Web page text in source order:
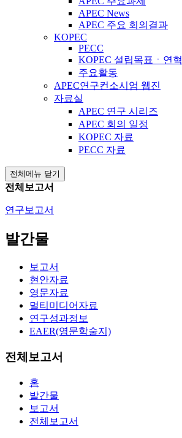
APEC News
APEC 주요 회의결과
KOPEC
PECC
KOPEC 설립목표ㆍ연혁
주요활동
APEC연구컨소시엄 웹진
자료실
APEC 연구 시리즈
APEC 회의 일정
KOPEC 자료
PECC 자료
전체메뉴 닫기
전체보고서
연구보고서
발간물
보고서
현안자료
영문자료
멀티미디어자료
연구성과정보
EAER(영문학술지)
전체보고서
홈
발간물
보고서
전체보고서